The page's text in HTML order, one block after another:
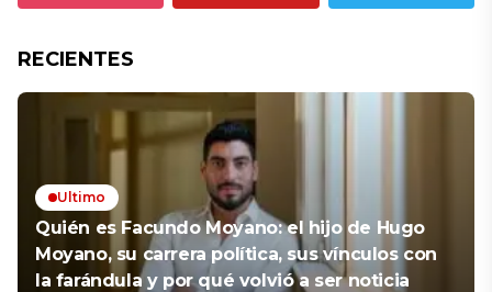
RECIENTES
Ultimo
Quién es Facundo Moyano: el hijo de Hugo
Moyano, su carrera política, sus vínculos con
la farándula y por qué volvió a ser noticia